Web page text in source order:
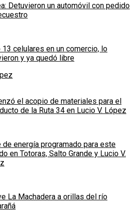
Detuvieron un automóvil con pedido
13 celulares en un comercio, lo
y ya quedó libre
el acopio de materiales para el
de la Ruta 34 en Lucio V. López
de energía programado para este
en Totoras, Salto Grande y Lucio V.
La Machadera a orillas del río